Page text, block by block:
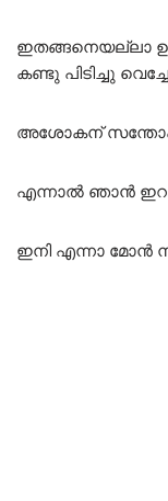
ഇതങ്ങനെയല്ലാ
കണ്ടു പിടിച്ചു
അശോകന്
എന്നാൽ ഞാൻ
ഇനി എന്നാ മോൻ